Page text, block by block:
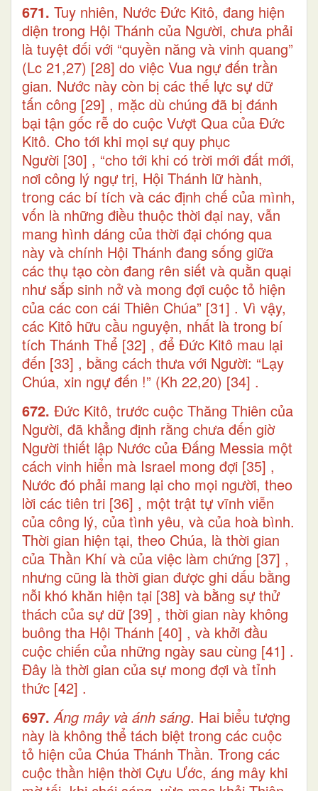
671. Tuy nhiên, Nước Đức Kitô, đang hiện
diện trong Hội Thánh của Người, chưa phải
là tuyệt đối với “quyền năng và vinh quang”
(Lc 21,27) [28] do việc Vua ngự đến trần
gian. Nước này còn bị các thế lực sự dữ
tấn công [29] , mặc dù chúng đã bị đánh
bại tận gốc rễ do cuộc Vượt Qua của Đức
Kitô. Cho tới khi mọi sự quy phục
Người [30] , “cho tới khi có trời mới đất mới,
nơi công lý ngự trị, Hội Thánh lữ hành,
trong các bí tích và các định chế của mình,
vốn là những điều thuộc thời đại nay, vẫn
mang hình dáng của thời đại chóng qua
này và chính Hội Thánh đang sống giữa
các thụ tạo còn đang rên siết và quằn quại
như sắp sinh nở và mong đợi cuộc tỏ hiện
của các con cái Thiên Chúa” [31] . Vì vậy,
các Kitô hữu cầu nguyện, nhất là trong bí
tích Thánh Thể [32] , để Đức Kitô mau lại
đến [33] , bằng cách thưa với Người: “Lạy
Chúa, xin ngự đến !” (Kh 22,20) [34] .
672. Đức Kitô, trước cuộc Thăng Thiên của
Người, đã khẳng định rằng chưa đến giờ
Người thiết lập Nước của Đấng Messia một
cách vinh hiển mà Israel mong đợi [35] ,
Nước đó phải mang lại cho mọi người, theo
lời các tiên tri [36] , một trật tự vĩnh viễn
của công lý, của tình yêu, và của hoà bình.
Thời gian hiện tại, theo Chúa, là thời gian
của Thần Khí và của việc làm chứng [37] ,
nhưng cũng là thời gian được ghi dấu bằng
nỗi khó khăn hiện tại [38] và bằng sự thử
thách của sự dữ [39] , thời gian này không
buông tha Hội Thánh [40] , và khởi đầu
cuộc chiến của những ngày sau cùng [41] .
Đây là thời gian của sự mong đợi và tỉnh
thức [42] .
697. Áng mây và ánh sáng. Hai biểu tượng
này là không thể tách biệt trong các cuộc
tỏ hiện của Chúa Thánh Thần. Trong các
cuộc thần hiện thời Cựu Ước, áng mây khi